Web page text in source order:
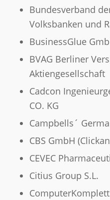
Bundesverband
Volksbanken und
BusinessGlue
BVAG Berliner
Aktiengesellschaft
Cadcon
CO. KG
Campbells´
CBS GmbH
CEVEC
Citius Group S.L.